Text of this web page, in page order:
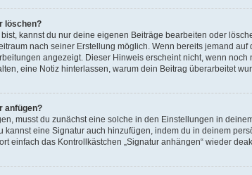
löschen?
kannst du nur deine eigenen Beiträge bearbeiten oder
nach seiner Erstellung möglich. Wenn bereits jemand
angezeigt. Dieser Hinweis erscheint nicht, wenn
eine Notiz hinterlassen, warum dein Beitrag überarbeitet
anfügen?
musst du zunächst eine solche in den Einstellungen in
kannst eine Signatur auch hinzufügen, indem du in deinem
einfach das Kontrollkästchen „Signatur anhängen“ wieder